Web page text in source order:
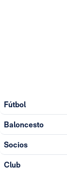
Fútbol
Baloncesto
Socios
Club